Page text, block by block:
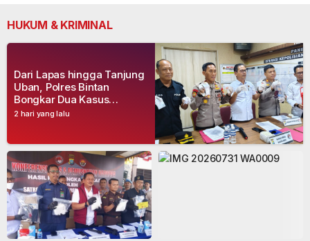
HUKUM & KRIMINAL
2 hari yang lalu
Dari Lapas hingga Tanjung
Uban, Polres Bintan
Bongkar Dua Kasus
Narkoba, Empat Tersangka